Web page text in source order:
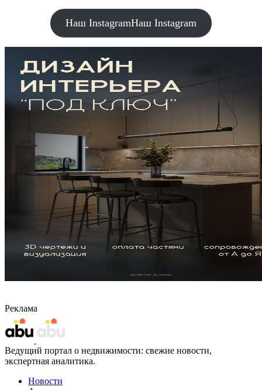
Наш InstagramНаш Instagram
Реклама
Ведущий портал о недвижимости: свежие новости,
экспертная аналитика.
Новости